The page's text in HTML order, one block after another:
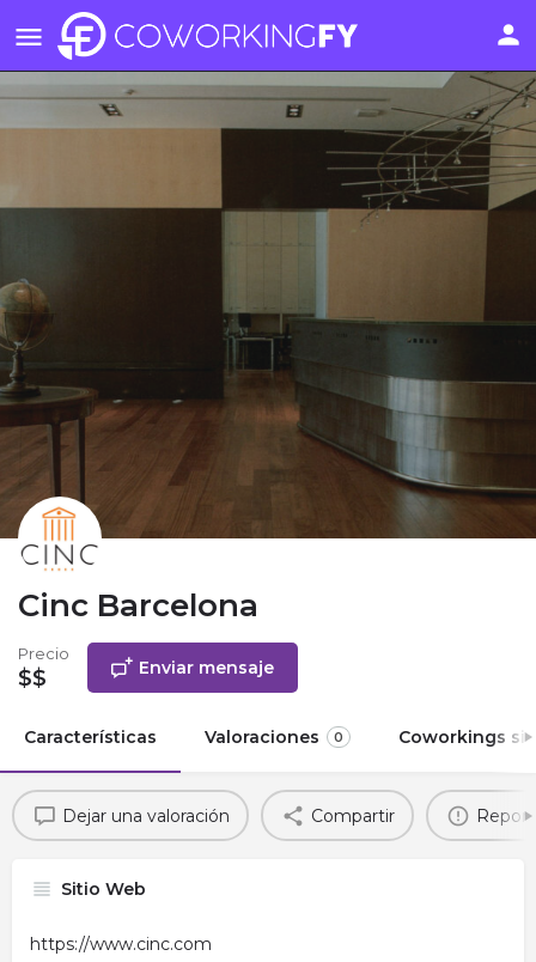
Cinc Barcelona
Precio
$$ Enviar mensaje
Características Valoraciones 0 Coworkings
Dejar una valoración Compartir
Sitio Web
https://www.cinc.com